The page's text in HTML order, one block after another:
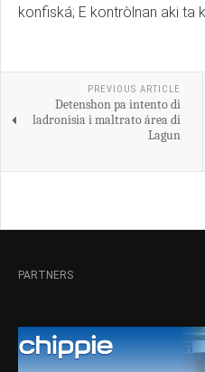
konfiská; E kontròlnan aki ta
PREVIOUS ARTICLE
Detenshon pa intento di
ladronisia i maltrato área di
Lagun
PARTNERS